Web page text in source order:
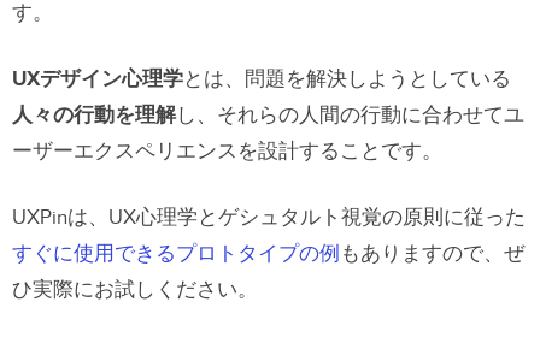
す。
UXデザイン心理学とは、問題を解決しようとしている
人々の行動を理解し、それらの人間の行動に合わせてユ
ーザーエクスペリエンスを設計することです。
UXPinは、UX心理学とゲシュタルト視覚の原則に従った
すぐに使用できるプロトタイプの例 もありますので、ぜ
ひ実際にお試しください。